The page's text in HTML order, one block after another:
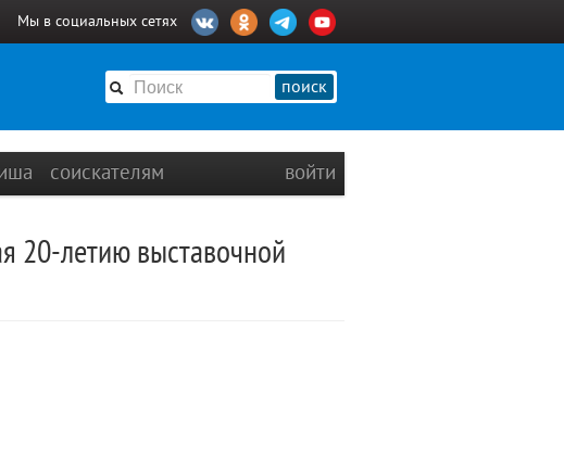
Мы в социальных сетях
поиск
соискателям войти
20-летию выставочной